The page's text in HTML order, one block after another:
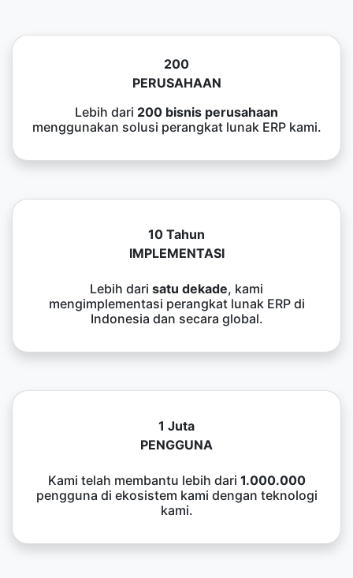
200
PERUSAHAAN
Lebih dari 200 bisnis perusahaan
menggunakan solusi perangkat lunak ERP kami.
10 Tahun
IMPLEMENTASI
Lebih dari satu dekade, kami
mengimplementasi perangkat lunak ERP di
Indonesia dan secara global.
1 Juta
PENGGUNA
Kami telah membantu lebih dari 1.000.000
pengguna di ekosistem kami dengan teknologi
kami.